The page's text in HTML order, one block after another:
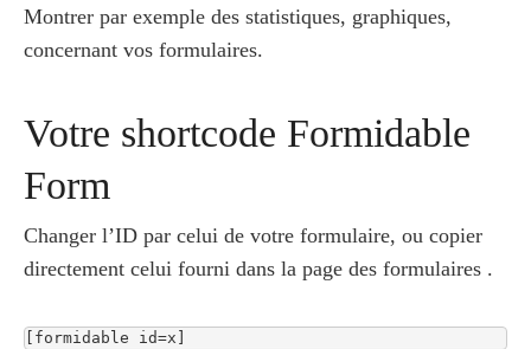
Montrer par exemple des statistiques, graphiques,
concernant vos formulaires.
Votre shortcode Formidable
Form
Changer l’ID par celui de votre formulaire, ou copier
directement celui fourni dans la page des formulaires .
[formidable id=x]